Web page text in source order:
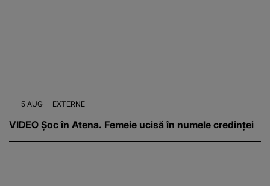
5 AUG EXTERNE
VIDEO Șoc în Atena. Femeie ucisă în numele credinței